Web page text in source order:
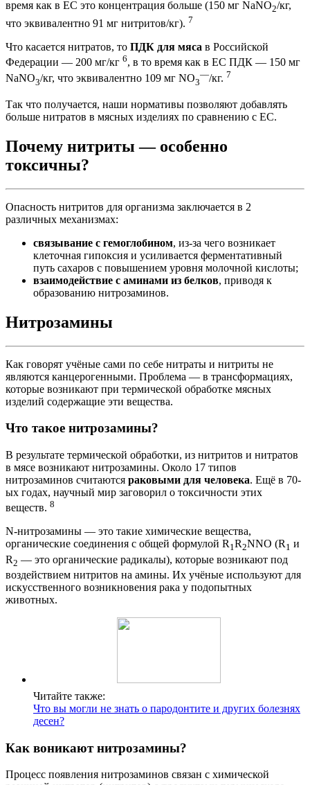
время как в ЕС это концентрация больше (150 мг NaNO2/кг,
что эквивалентно 91 мг нитритов/кг). 7
Что касается нитратов, то ПДК для мяса в Российской
Федерации — 200 мг/кг 6, в то время как в ЕС ПДК — 150 мг
NaNO3/кг, что эквивалентно 109 мг NO3
—/кг. 7
Так что получается, наши нормативы позволяют добавлять
больше нитратов в мясных изделиях по сравнению с ЕС.
Почему нитриты — особенно
токсичны?
Опасность нитритов для организма заключается в 2
различных механизмах:
связывание с гемоглобином, из-за чего возникает
клеточная гипоксия и усиливается ферментативный
путь сахаров с повышением уровня молочной кислоты;
взаимодействие с аминами из белков, приводя к
образованию нитрозаминов.
Нитрозамины
Как говорят учёные сами по себе нитраты и нитриты не
являются канцерогенными. Проблема — в трансформациях,
которые возникают при термической обработке мясных
изделий содержащие эти вещества.
Что такое нитрозамины?
В результате термической обработки, из нитритов и нитратов
в мясе возникают нитрозамины. Около 17 типов
нитрозаминов считаются раковыми для человека. Ещё в 70-
ых годах, научный мир заговорил о токсичности этих
веществ. 8
N-нитрозамины — это такие химические вещества,
органические соединения с общей формулой R1R2NNO (R1 и
R2 — это органические радикалы), которые возникают под
воздействием нитритов на амины. Их учёные используют для
искусственного возникновения рака у подопытных
животных.
Читайте также:
Что вы могли не знать о пародонтите и других болезнях
десен?
Как воникают нитрозамины?
Процесс появления нитрозаминов связан с химической